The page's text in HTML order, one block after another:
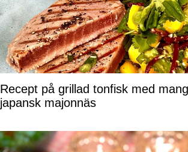
Recept på grillad tonfisk med
japansk majonnäs